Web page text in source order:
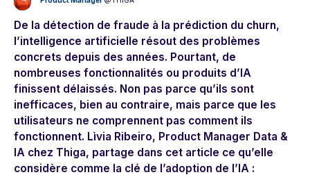
De la détection de fraude à la prédiction du churn,
l’intelligence artificielle résout des problèmes
concrets depuis des années. Pourtant, de
nombreuses fonctionnalités ou produits d’IA
finissent délaissés. Non pas parce qu’ils sont
inefficaces, bien au contraire, mais parce que les
utilisateurs ne comprennent pas comment ils
fonctionnent. Lìvia Ribeiro, Product Manager Data &
IA chez Thiga, partage dans cet article ce qu’elle
considère comme la clé de l’adoption de l’IA :